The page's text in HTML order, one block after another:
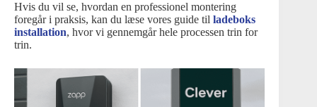
Hvis du vil se, hvordan en professionel montering
foregår i praksis, kan du læse vores guide til ladeboks
installation, hvor vi gennemgår hele processen trin for
trin.